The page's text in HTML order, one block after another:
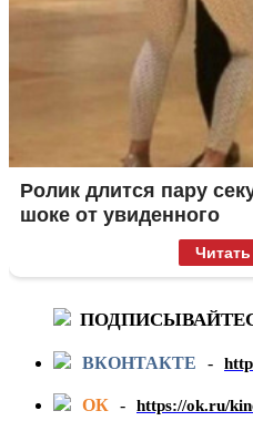
Ролик длится пару
шоке от увиденного
ВКОНТАКТЕ -
ОК - https://ok.ru/